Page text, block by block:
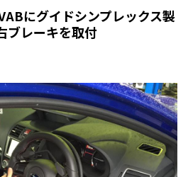
にグイドシンプレックス製
ブレーキを取付